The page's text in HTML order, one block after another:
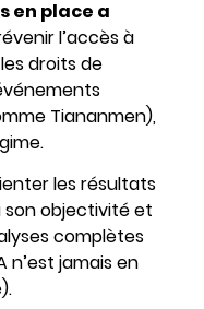
en place a
l’accès à
droits de
Tiananmen),
les résultats
son objectivité et
complètes
n’est jamais en